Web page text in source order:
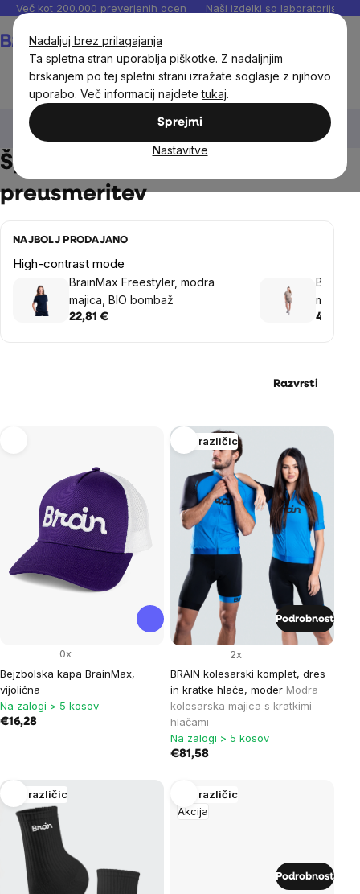
Nadaljuj brez prilagajanja
Ta spletna stran uporablja piškotke. Z nadaljnjim
brskanjem po tej spletni strani izražate soglasje z njihovo
uporabo. Več informacij najdetetukaj.
Sprejmi
Nastavitve
Preskoči
vsebino
Več kot 200.000 preverjenih ocen Naši izdelki so laboratorijsko
BrainMax za moške
Športna oblačila za
moške
Športna oblačila za moške -
preusmeritev
NAJBOLJ PRODAJANO
High-contrast mode
BrainMax Freestyler, modra
majica, BIO bombaž
22,81 €
majica
48,93 €
Razvrsti
products
Bejzbolska kapa BrainMax,
vijolična
0x
Na zalogi > 5 kosov
€16,28
Več različic
BRAIN kolesarski komplet, dres
in kratke hlače, moder Modra
kolesarska majica s kratkimi
hlačami
2x
Na zalogi > 5 kosov
€81,58
Podrobnost
Več različic
Akcija
Več različic
Podrobnost